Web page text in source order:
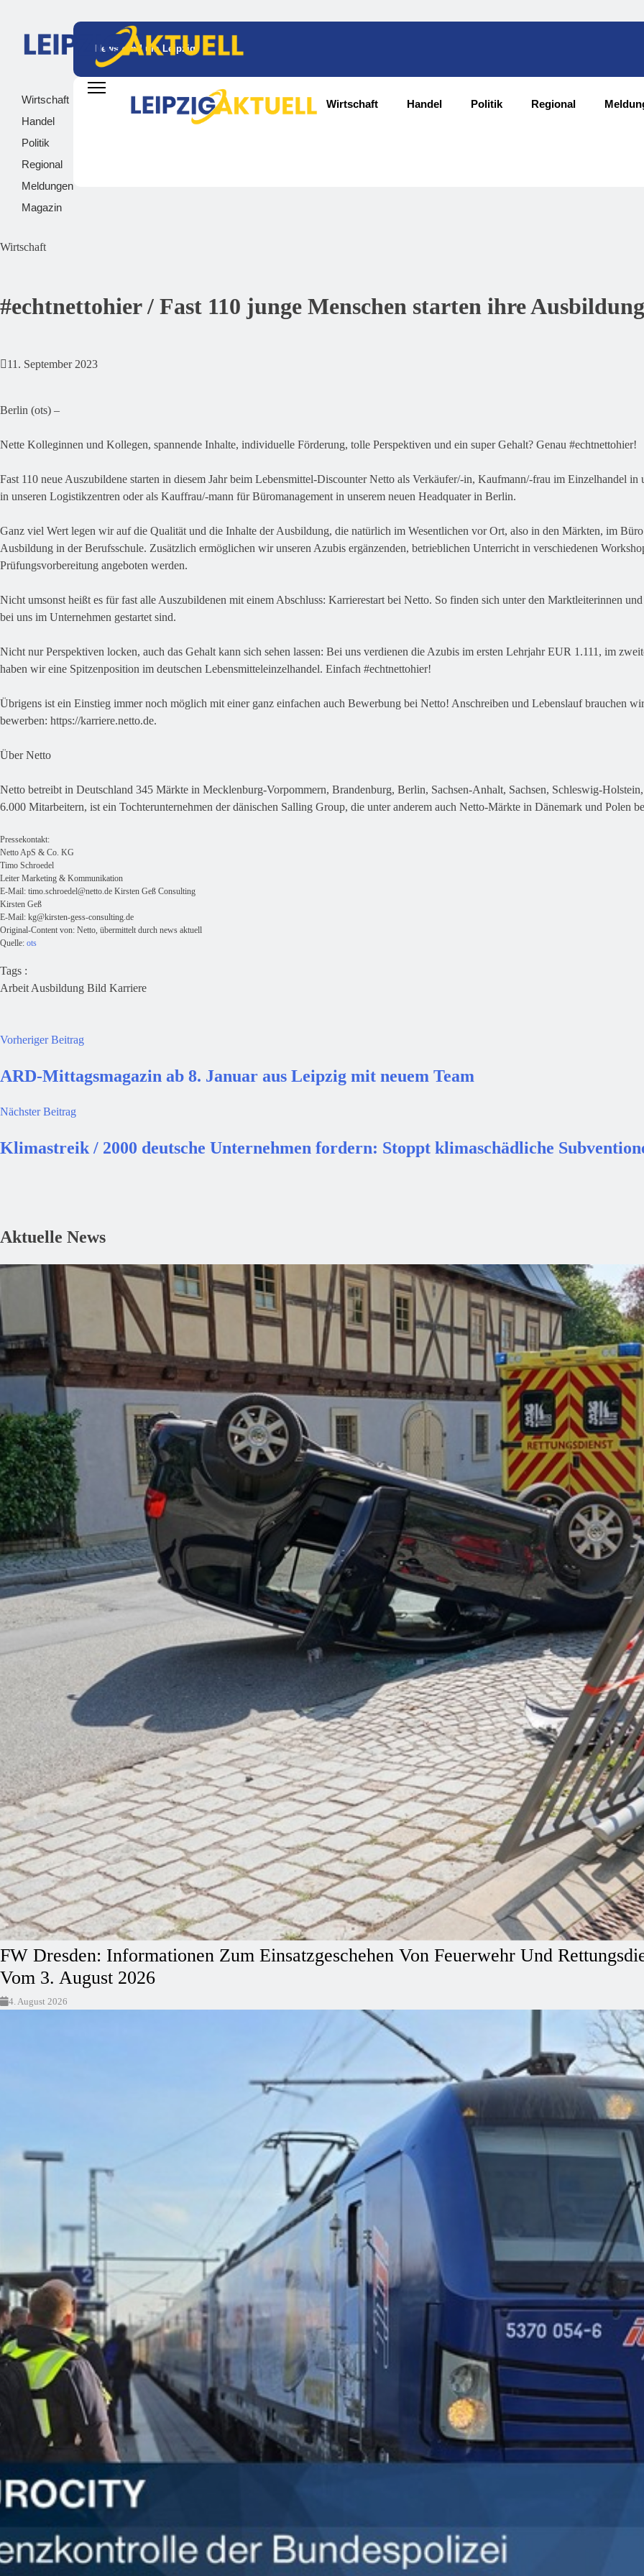
News rund um Leipzig
Wirtschaft
Handel
Politik
Regional
Meldungen
Magazin
Wirtschaft Handel Politik Regional
Wirtschaft
#echtnettohier / Fast 110 junge Menschen starten ihre
11. September 2023
Berlin (ots) –
Nette Kolleginnen und Kollegen, spannende Inhalte, individuelle Förderung, tolle Perspektiven und ein super Gehalt? Genau #echtnettohier!
Fast 110 neue Auszubildene starten in diesem Jahr beim Lebensmittel-Discounter Netto als Verkäufer/-in, Kaufmann/-frau im Einzelhandel
in unseren Logistikzentren oder als Kauffrau/-mann für Büromanagement in unserem neuen Headquater in Berlin.
Ganz viel Wert legen wir auf die Qualität und die Inhalte der Ausbildung, die natürlich im Wesentlichen vor Ort, also in den Märkten, im
Ausbildung in der Berufsschule. Zusätzlich ermöglichen wir unseren Azubis ergänzenden, betrieblichen Unterricht in verschiedenen
Prüfungsvorbereitung angeboten werden.
Nicht umsonst heißt es für fast alle Auszubildenen mit einem Abschluss: Karrierestart bei Netto. So finden sich unter den Marktleiterinnen
bei uns im Unternehmen gestartet sind.
Nicht nur Perspektiven locken, auch das Gehalt kann sich sehen lassen: Bei uns verdienen die Azubis im ersten Lehrjahr EUR 1.111, im
haben wir eine Spitzenposition im deutschen Lebensmitteleinzelhandel. Einfach #echtnettohier!
Übrigens ist ein Einstieg immer noch möglich mit einer ganz einfachen auch Bewerbung bei Netto! Anschreiben und Lebenslauf brauchen
bewerben: https://karriere.netto.de.
Über Netto
Netto betreibt in Deutschland 345 Märkte in Mecklenburg-Vorpommern, Brandenburg, Berlin, Sachsen-Anhalt, Sachsen, Schleswig-
6.000 Mitarbeitern, ist ein Tochterunternehmen der dänischen Salling Group, die unter anderem auch Netto-Märkte in Dänemark und Polen
Pressekontakt:
Netto ApS & Co. KG
Timo Schroedel
Leiter Marketing & Kommunikation
E-Mail: timo.schroedel@netto.de Kirsten Geß Consulting
Kirsten Geß
E-Mail: kg@kirsten-gess-consulting.de
Original-Content von: Netto, übermittelt durch news aktuell
Quelle: ots
Tags :
Arbeit Ausbildung Bild Karriere
Vorheriger Beitrag
ARD-Mittagsmagazin ab 8. Januar aus Leipzig mit neuem Team
Nächster Beitrag
Klimastreik / 2000 deutsche Unternehmen fordern: Stoppt klimaschädliche
Aktuelle News
FW Dresden: Informationen Zum Einsatzgeschehen Von Feuerwehr Und
Vom 3. August 2026
4. August 2026